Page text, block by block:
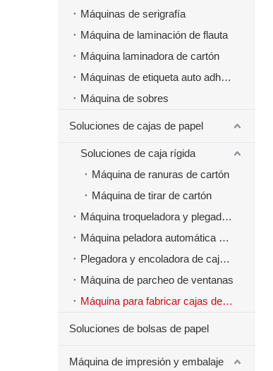
Máquinas de serigrafía
Máquina de laminación de flauta
Máquina laminadora de cartón
Máquinas de etiqueta auto adhesivas
Máquina de sobres
Soluciones de cajas de papel
Soluciones de caja rígida
Máquina de ranuras de cartón
Máquina de tirar de cartón
Máquina troqueladora y plegadora
Máquina peladora automática de cajas de papel
Plegadora y encoladora de cajas de papel
Máquina de parcheo de ventanas
Máquina para fabricar cajas de papel de comida rápida para hamburguesas
Soluciones de bolsas de papel
Máquina de impresión y embalaje